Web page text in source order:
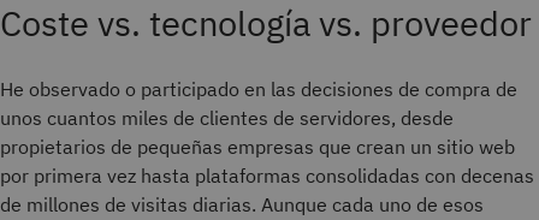
Coste vs. tecnología vs. proveedor
He observado o participado en las decisiones de compra de
unos cuantos miles de clientes de servidores, desde
propietarios de pequeñas empresas que crean un sitio web
por primera vez hasta plataformas consolidadas con decenas
de millones de visitas diarias. Aunque cada uno de esos